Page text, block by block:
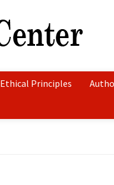
Ethical Principles